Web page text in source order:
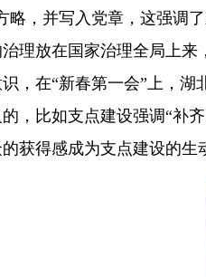
略，并写入党章，这强调
理放在国家治理全局上
，在“新春第一会”上，
，比如支点建设强调“补
获得感成为支点建设的生